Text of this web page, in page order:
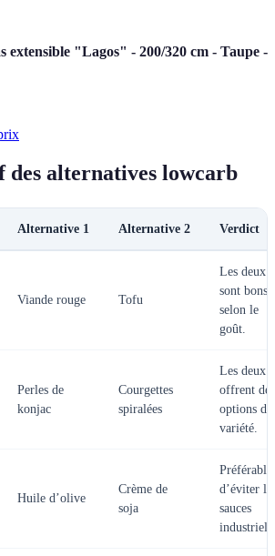
extensible "Lagos" - 200/320 cm - Taupe -
des alternatives lowcarb
Alternative 1 Alternative 2 Verdict
Viande rouge Tofu
Les deux
sont bons
selon le
goût.
Perles de
konjac
Courgettes
spiralées
Les deux
offrent des
options de
variété.
Huile d’olive
Crème de
soja
Préférable
d’éviter
sauces